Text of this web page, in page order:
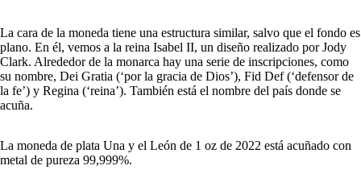
La cara de la moneda tiene una estructura similar, salvo que el fondo es
plano. En él, vemos a la reina Isabel II, un diseño realizado por Jody
Clark. Alrededor de la monarca hay una serie de inscripciones, como
su nombre, Dei Gratia (‘por la gracia de Dios’), Fid Def (‘defensor de
la fe’) y Regina (‘reina’). También está el nombre del país donde se
acuña.
La moneda de plata Una y el León de 1 oz de 2022 está acuñado con
metal de pureza 99,999%.